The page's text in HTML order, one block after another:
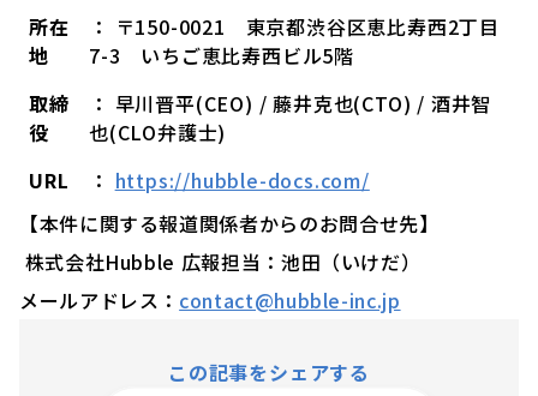
所在
地
： 〒150-0021 東京都渋谷区恵比寿西2丁目
7-3 いちご恵比寿西ビル5階
取締
役
： 早川晋平(CEO) / 藤井克也(CTO) / 酒井智
也(CLO弁護士)
URL
： https://hubble-docs.com/
【本件に関する報道関係者からのお問合せ先】
株式会社Hubble 広報担当：池田（いけだ）
メールアドレス： contact@hubble-inc.jp
この記事をシェアする